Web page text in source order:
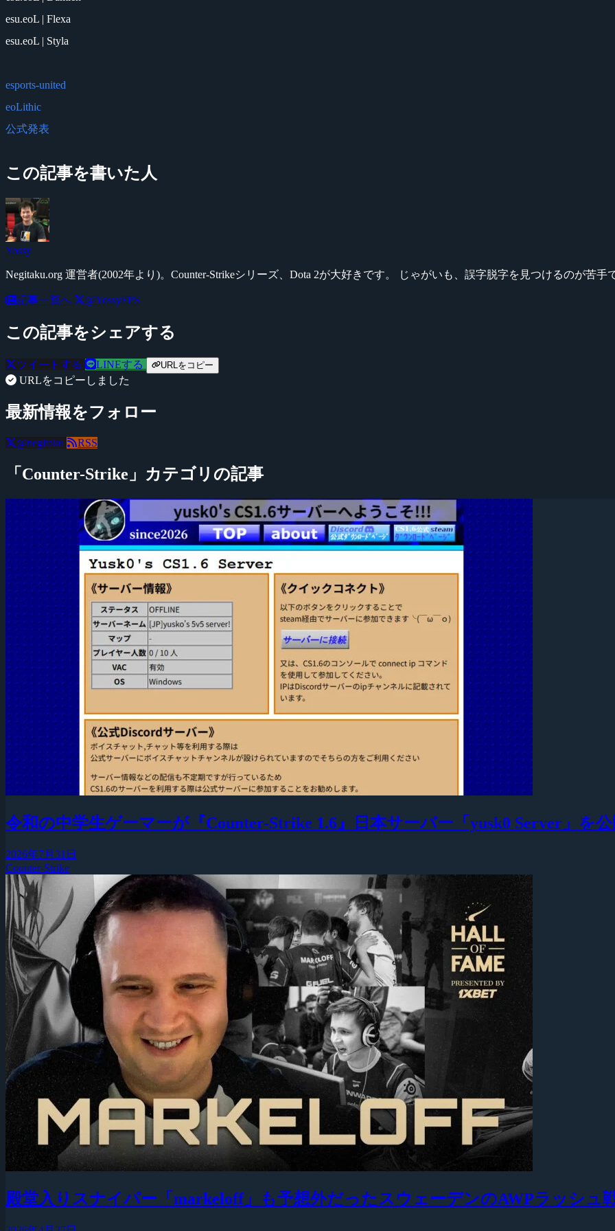
esu.eoL | Flexa
esu.eoL | Styla
esports-united
eoLithic
公式発表
この記事を書いた人
Yossy
Negitaku.org 運営者(2002年より)。Counter-Strikeシリーズ、Dota 2が大好きです。 じゃがいも、誤字脱字を見つけるのが苦
記事一覧へ @YossyFPS
この記事をシェアする
ツイートする LINEする URLをコピー
URLをコピーしました
最新情報をフォロー
@negitaku RSS
「Counter-Strike」カテゴリの記事
令和の中学生ゲーマーが『Counter-Strike 1.6』日本サーバー「yusk0 Server」を
2026年7月31日
Counter-Strike
殿堂入りスナイパー「markeloff」も予想外だったスウェーデンのAWPラッシュ